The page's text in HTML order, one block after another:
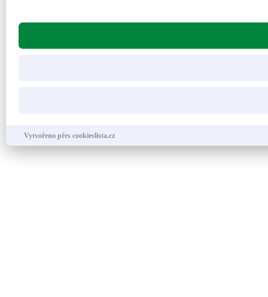
Vytvořeno přes cookieslista.cz